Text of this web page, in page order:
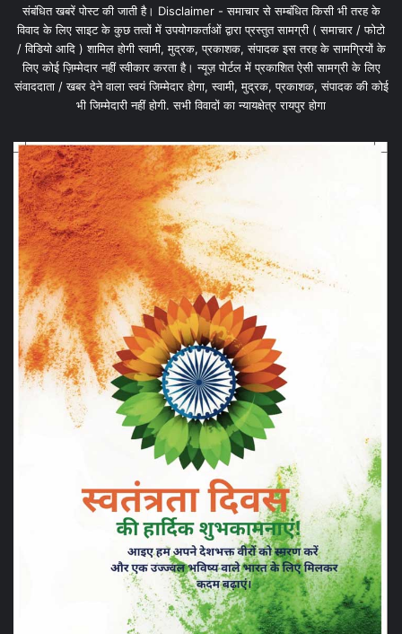
संबंधित खबरें पोस्ट की जाती है। Disclaimer - समाचार से सम्बंधित किसी भी तरह के
विवाद के लिए साइट के कुछ तत्वों में उपयोगकर्ताओं द्वारा प्रस्तुत सामग्री ( समाचार / फोटो
/ विडियो आदि ) शामिल होगी स्वामी, मुद्रक, प्रकाशक, संपादक इस तरह के सामग्रियों के
लिए कोई ज़िम्मेदार नहीं स्वीकार करता है। न्यूज़ पोर्टल में प्रकाशित ऐसी सामग्री के लिए
संवाददाता / खबर देने वाला स्वयं जिम्मेदार होगा, स्वामी, मुद्रक, प्रकाशक, संपादक की कोई
भी जिम्मेदारी नहीं होगी. सभी विवादों का न्यायक्षेत्र रायपुर होगा